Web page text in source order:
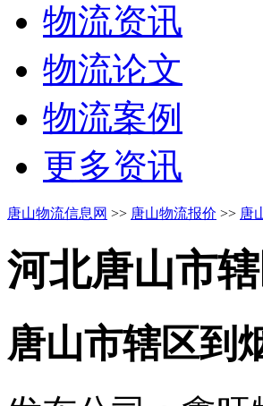
物流资讯
物流论文
物流案例
更多资讯
唐山物流信息网 >> 唐山物流报价 >> 唐
河北唐山市
唐山市辖区到